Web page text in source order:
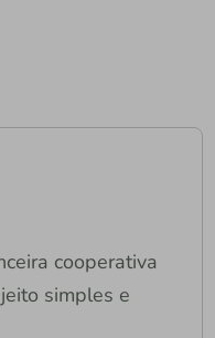
cooperativa
simples e